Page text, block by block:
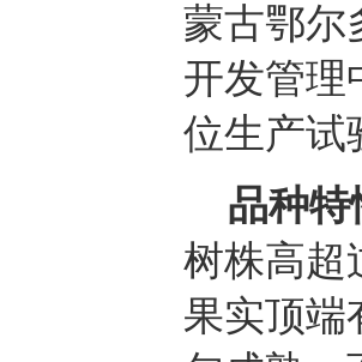
蒙古鄂尔
开发管理
位生产试
品种特
树株高超
果实顶端